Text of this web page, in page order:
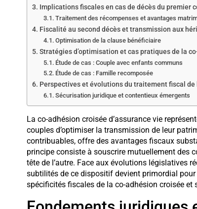
Implications fiscales en cas de décès du premier
Traitement des récompenses et avantages
Fiscalité au second décès et transmission aux
Optimisation de la clause bénéficiaire
Stratégies d’optimisation et cas pratiques de la
Étude de cas : Couple avec enfants communs
Étude de cas : Famille recomposée
Perspectives et évolutions du traitement fiscal
Sécurisation juridique et contentieux émergents
La co-adhésion croisée d’assurance vie
couples d’optimiser la transmission de leur
contribuables, offre des avantages fiscaux
principe consiste à souscrire mutuellement des
tête de l’autre. Face aux évolutions législatives
subtilités de ce dispositif devient primordial
spécificités fiscales de la co-adhésion croisée